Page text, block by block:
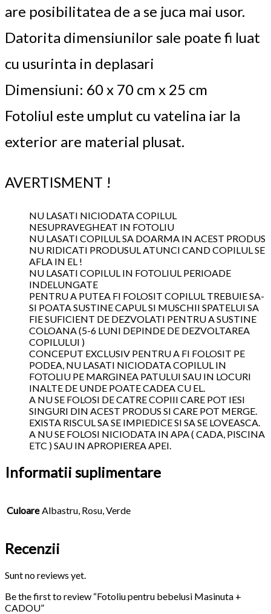
are posibilitatea de a se juca mai usor.
Datorita dimensiunilor sale poate fi luat
cu usurinta in deplasari
Dimensiuni: 60 x 70 cm x 25 cm
Fotoliul este umplut cu vatelina iar la
exterior are material plusat.
AVERTISMENT !
NU LASATI NICIODATA COPILUL
NESUPRAVEGHEAT IN FOTOLIU
NU LASATI COPILUL SA DOARMA IN ACEST PRODUS
NU RIDICATI PRODUSUL ATUNCI CAND COPILUL SE
AFLA IN EL !
NU LASATI COPILUL IN FOTOLIUL PERIOADE
INDELUNGATE
PENTRU A PUTEA FI FOLOSIT COPILUL TREBUIE SA-
SI POATA SUSTINE CAPUL SI MUSCHII SPATELUI SA
FIE SUFICIENT DE DEZVOLATI PENTRU A SUSTINE
COLOANA (5-6 LUNI DEPINDE DE DEZVOLTAREA
COPILULUI )
CONCEPUT EXCLUSIV PENTRU A FI FOLOSIT PE
PODEA, NU LASATI NICIODATA COPILUL IN
FOTOLIU PE MARGINEA PATULUI SAU IN LOCURI
INALTE DE UNDE POATE CADEA CU EL.
A NU SE FOLOSI DE CATRE COPIII CARE POT IESI
SINGURI DIN ACEST PRODUS SI CARE POT MERGE.
EXISTA RISCUL SA SE IMPIEDICE SI SA SE LOVEASCA.
A NU SE FOLOSI NICIODATA IN APA ( CADA, PISCINA
ETC ) SAU IN APROPIEREA APEI.
Informatii suplimentare
Culoare Albastru, Rosu, Verde
Recenzii
Sunt no reviews yet.
Be the first to review “Fotoliu pentru bebelusi Masinuta +
CADOU”